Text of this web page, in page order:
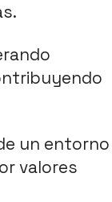
un entorno
valores